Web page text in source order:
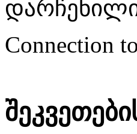
Connection